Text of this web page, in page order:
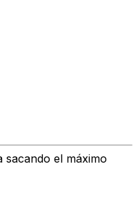
sacando el máximo